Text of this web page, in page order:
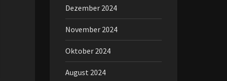
Dezember 2024
November 2024
Oktober 2024
August 2024